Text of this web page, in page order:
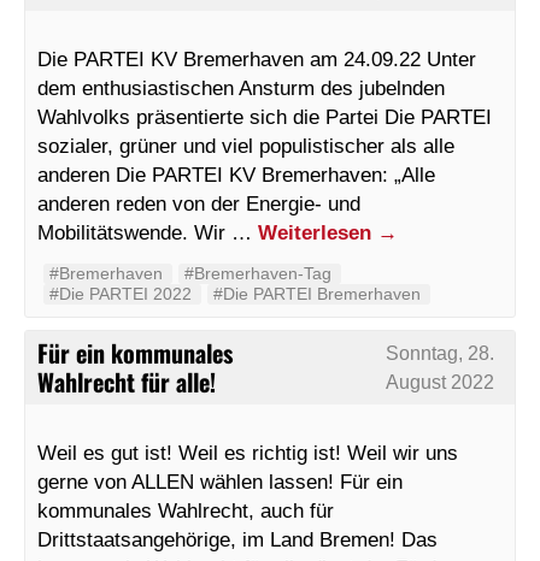
Die PARTEI KV Bremerhaven am 24.09.22 Unter
dem enthusiastischen Ansturm des jubelnden
Wahlvolks präsentierte sich die Partei Die PARTEI
sozialer, grüner und viel populistischer als alle
anderen Die PARTEI KV Bremerhaven: „Alle
anderen reden von der Energie- und
Mobilitätswende. Wir … Weiterlesen →
#Bremerhaven
#Bremerhaven-Tag
#Die PARTEI 2022
#Die PARTEI Bremerhaven
Für ein kommunales
Wahlrecht für alle!
Sonntag, 28.
August 2022
Weil es gut ist! Weil es richtig ist! Weil wir uns
gerne von ALLEN wählen lassen! Für ein
kommunales Wahlrecht, auch für
Drittstaatsangehörige, im Land Bremen! Das